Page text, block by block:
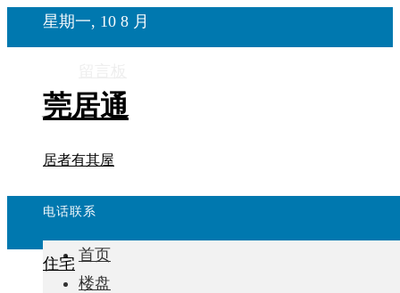
星期一, 10 8 月
莞居通
居者有其屋
电话联系
首页
楼盘
住宅